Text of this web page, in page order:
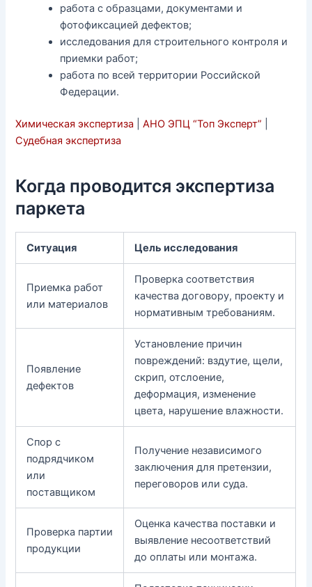
работа с образцами, документами и
фотофиксацией дефектов;
исследования для строительного контроля и
приемки работ;
работа по всей территории Российской
Федерации.
Химическая экспертиза |АНО ЭПЦ “Топ Эксперт”
Судебная экспертиза
Когда проводится экспертиза
паркета
Ситуация Цель исследования
Приемка работ
или материалов
Проверка соответствия
качества договору, проекту и
нормативным требованиям.
Появление
дефектов
Установление причин
повреждений: вздутие, щели,
скрип, отслоение,
деформация, изменение
цвета, нарушение влажности.
Спор с
подрядчиком
или
поставщиком
Получение независимого
заключения для претензии,
переговоров или суда.
Проверка партии
продукции
Оценка качества поставки и
выявление несоответствий
до оплаты или монтажа.